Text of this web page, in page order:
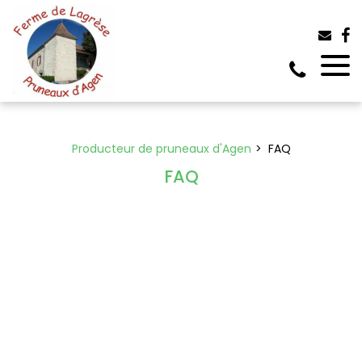
Producteur de pruneaux d'Agen FAQ
FAQ
Panneau de gestion des cookies